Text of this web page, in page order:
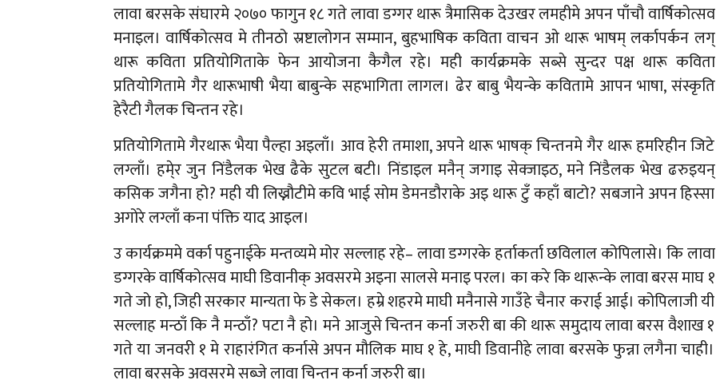
लावा बरसके संघारमे २०७० फागुन १८ गते लावा डग्गर थारू त्रैमासिक देउखर लमहीमे अपन पाँचौ वार्षिकोत्सव
मनाइल। वार्षिकोत्सव मे तीनठो स्रष्टालोगन सम्मान, बुहभाषिक कविता वाचन ओ थारू भाषम् लर्कापर्कन लग्
थारू कविता प्रतियोगिताके फेन आयोजना कैगैल रहे। मही कार्यक्रमके सब्से सुन्दर पक्ष थारू कविता
प्रतियोगितामे गैर थारूभाषी भैया बाबुन्के सहभागिता लागल। ढेर बाबु भैयन्के कवितामे आपन भाषा, संस्कृति
हेरैटी गैलक चिन्तन रहे।
प्रतियोगितामे गैरथारू भैया पैल्हा अइलाँ। आव हेरी तमाशा, अपने थारू भाषक् चिन्तनमे गैर थारू हमरिहीन जिटे
लग्लाँ। हमे्र जुन निंडैलक भेख ढैके सुटल बटी। निंडाइल मनैन् जगाइ सेक्जाइठ, मने निंडैलक भेख ढरुइयन्
कसिक जगैना हो? मही यी लिख्नौटीमे कवि भाई सोम डेमनडौराके अइ थारू टुँ कहाँ बाटो? सबजाने अपन हिस्सा
अगोरे लग्लाँ कना पंक्ति याद आइल।
उ कार्यक्रममे वर्का पहुनाईके मन्तव्यमे मोर सल्लाह रहे– लावा डग्गरके हर्ताकर्ता छविलाल कोपिलासे। कि लावा
डग्गरके वार्षिकोत्सव माघी डिवानीक् अवसरमे अइना सालसे मनाइ परल। का करे कि थारून्के लावा बरस माघ १
गते जो हो, जिही सरकार मान्यता फे डे सेकल। हम्रे शहरमे माघी मनैनासे गाउँहे चैनार कराई आई। कोपिलाजी यी
सल्लाह मन्ठाँ कि नै मन्ठाँ? पटा नै हो। मने आजुसे चिन्तन कर्ना जरुरी बा की थारू समुदाय लावा बरस वैशाख १
गते या जनवरी १ मे राहारंगित कर्नासे अपन मौलिक माघ १ हे, माघी डिवानीहे लावा बरसके फुन्ना लगैना चाही।
लावा बरसके अवसरमे सब्जे लावा चिन्तन कर्ना जरुरी बा।